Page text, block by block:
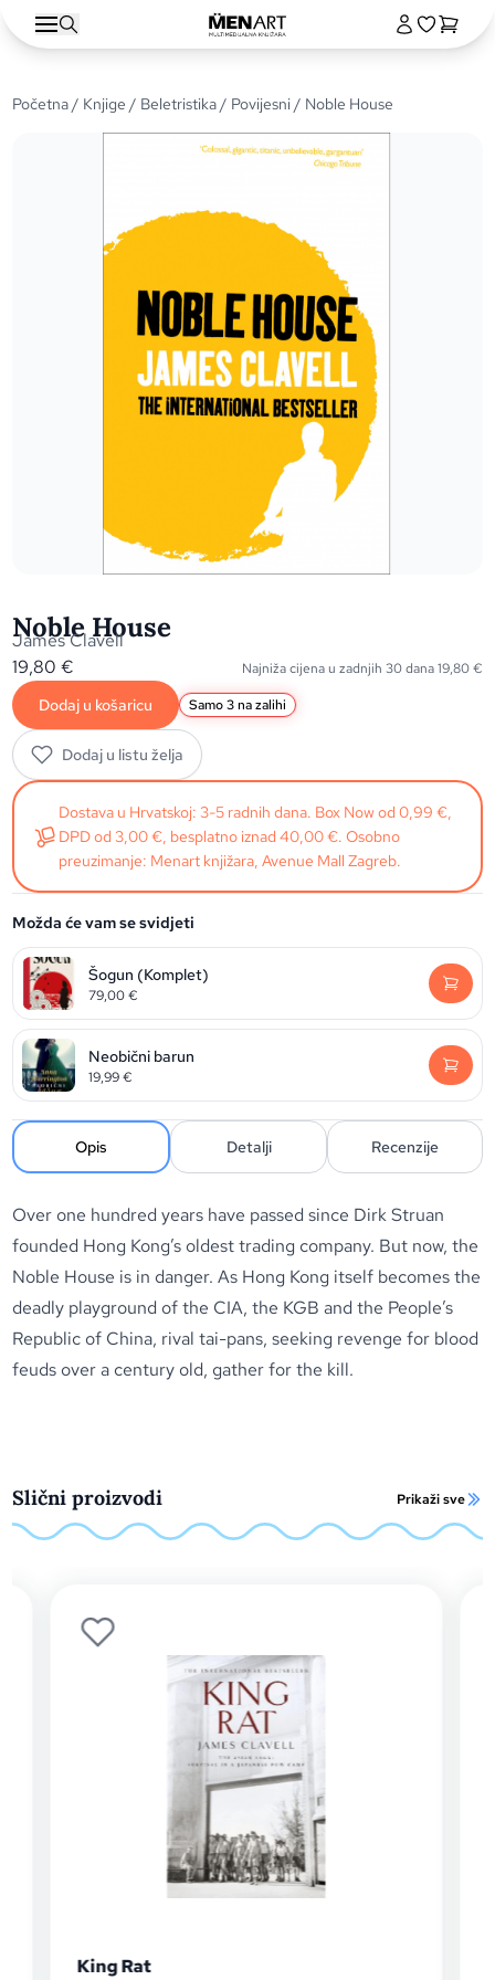
Početna/ Knjige / Beletristika/ Povijesni/ Noble House
Noble House
James Clavell
19,80€ Najniža cijena u zadnjih 30 dana19,80€
Dodaj u košaricu Samo 3 na zalihi
Dodaj u listu želja
Dostava u Hrvatskoj: 3-5 radnih dana. Box Now od 0,99 €,
DPD od 3,00 €, besplatno iznad 40,00 €. Osobno
preuzimanje: Menart knjižara, Avenue Mall Zagreb.
Možda će vam se svidjeti
Šogun (Komplet)
79,00€
Neobični barun
19,99€
Opis Detalji Recenzije
Over one hundred years have passed since Dirk Struan
founded Hong Kong’s oldest trading company. But now, the
Noble House is in danger. As Hong Kong itself becomes the
deadly playground of the CIA, the KGB and the People’s
Republic of China, rival tai-pans, seeking revenge for blood
feuds over a century old, gather for the kill.
Slični proizvodi Prikaži sve
King Rat